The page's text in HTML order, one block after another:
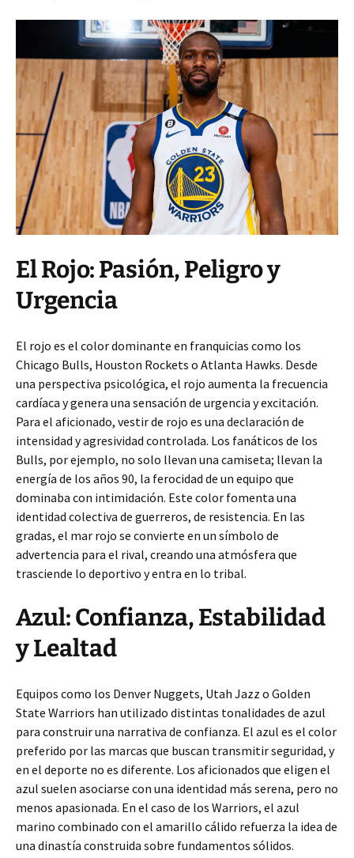
El Rojo: Pasión, Peligro y
Urgencia
El rojo es el color dominante en franquicias como los
Chicago Bulls, Houston Rockets o Atlanta Hawks. Desde
una perspectiva psicológica, el rojo aumenta la frecuencia
cardíaca y genera una sensación de urgencia y excitación.
Para el aficionado, vestir de rojo es una declaración de
intensidad y agresividad controlada. Los fanáticos de los
Bulls, por ejemplo, no solo llevan una camiseta; llevan la
energía de los años 90, la ferocidad de un equipo que
dominaba con intimidación. Este color fomenta una
identidad colectiva de guerreros, de resistencia. En las
gradas, el mar rojo se convierte en un símbolo de
advertencia para el rival, creando una atmósfera que
trasciende lo deportivo y entra en lo tribal.
Azul: Confianza, Estabilidad
y Lealtad
Equipos como los Denver Nuggets, Utah Jazz o Golden
State Warriors han utilizado distintas tonalidades de azul
para construir una narrativa de confianza. El azul es el color
preferido por las marcas que buscan transmitir seguridad, y
en el deporte no es diferente. Los aficionados que eligen el
azul suelen asociarse con una identidad más serena, pero no
menos apasionada. En el caso de los Warriors, el azul
marino combinado con el amarillo cálido refuerza la idea de
una dinastía construida sobre fundamentos sólidos.